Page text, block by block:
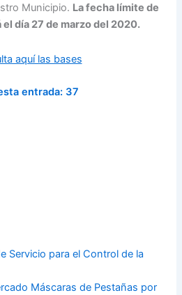
Municipio. La fecha límite de
día 27 de marzo del 2020.
aquí las bases
entrada: 37
Servicio para el Control de la
Máscaras de Pestañas por